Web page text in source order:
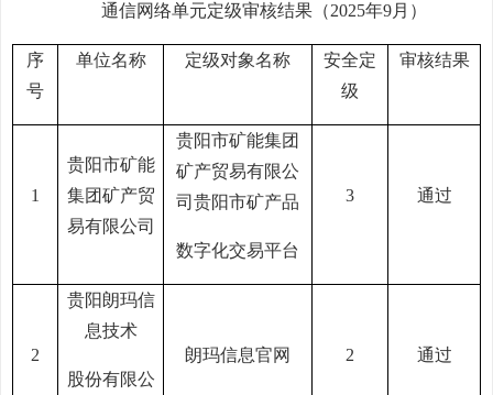
通信网络单元定级审核结果（2025年9月 ）
序
号
单位名称 定级对象名称
安全定
级
审核结果
1
贵阳市矿能
集团矿产贸
易有限公司
贵阳市矿能集团
矿产贸易有限公
司贵阳市矿产品
数字化交易平台
3 通过
2
贵阳朗玛信
息技术
股份有限公
朗玛信息官网 2 通过